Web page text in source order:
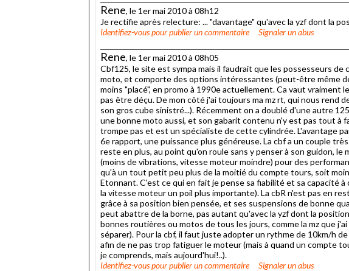
Rene, le 1er mai 2010 à 08h12
Je rectifie après relecture: ... "davantage" qu'avec la yzf dont la
Identifiez-vouspour publier un commentaire Signaler un abus
Rene, le 1er mai 2010 à 08h05
Cbf125, le site est sympa mais il faudrait que les possesseurs
moto, et comporte des options intéressantes (peut-être même
moins "placé", en promo à 1990e actuellement. Ca vaut vraiment
pas être déçu. De mon côté j'ai toujours ma mz rt, qui nous rend
son gros cube sinistré...). Récemment on a doublé d'une autre
une bonne moto aussi, et son gabarit contenu n'y est pas tout à
trompe pas et est un spécialiste de cette cylindrée. L'avantage
6e rapport, une puissance plus généreuse. La cbf a un couple
reste en plus, au point qu'on roule sans y penser à son guidon, le
(moins de vibrations, vitesse moteur moindre) pour des
qu'à un tout petit peu plus de la moitié du compte tours, soit
Etonnant. C'est ce qui en fait je pense sa fiabilité et sa capacité à
la vitesse moteur un poil plus importante). La cbR n'est pas en
grâce à sa position bien pensée, et ses suspensions de bonne
peut abattre de la borne, pas autant qu'avec la yzf dont la
bonnes routières ou motos de tous les jours, comme la mz que
séparer). Pour la cbf, il faut juste adopter un rythme de 10km/h
afin de ne pas trop fatiguer le moteur (mais à quand un compte
je comprends, mais aujourd'hui!..).
Identifiez-vouspour publier un commentaire Signaler un abus